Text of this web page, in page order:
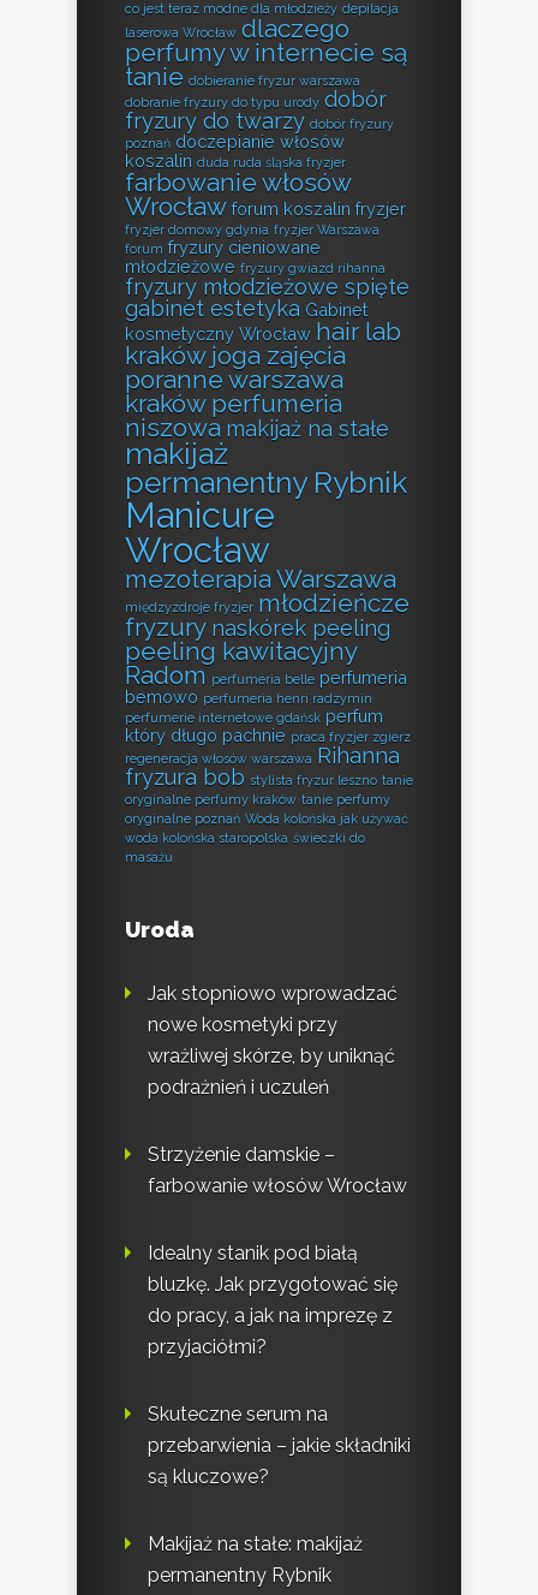
co jest teraz modne dla młodzieży depilacja
laserowa Wrocław dlaczego
perfumy w internecie są
tanie dobieranie fryzur warszawa
dobranie fryzury do typu urody dobór
fryzury do twarzy dobór fryzury
poznań doczepianie włosów
koszalin duda ruda śląska fryzjer
farbowanie włosów
Wrocław forum koszalin fryzjer
fryzjer domowy gdynia fryzjer Warszawa
forum fryzury cieniowane
młodzieżowe fryzury gwiazd rihanna
fryzury młodzieżowe spięte
gabinet estetyka Gabinet
kosmetyczny Wrocław hair lab
kraków joga zajęcia
poranne warszawa
kraków perfumeria
niszowa makijaż na stałe
makijaż
permanentny Rybnik
Manicure
Wrocław
mezoterapia Warszawa
międzyzdroje fryzjer młodzieńcze
fryzury naskórek peeling
peeling kawitacyjny
Radom perfumeria belle perfumeria
bemowo perfumeria henri radzymin
perfumerie internetowe gdańsk perfum
który długo pachnie praca fryzjer zgierz
regeneracja włosów warszawa Rihanna
fryzura bob stylista fryzur leszno tanie
oryginalne perfumy kraków tanie perfumy
oryginalne poznań Woda kolońska jak używać
woda kolońska staropolska świeczki do
masażu
Uroda
Jak stopniowo wprowadzać
nowe kosmetyki przy
wrażliwej skórze, by uniknąć
podrażnień i uczuleń
Strzyżenie damskie –
farbowanie włosów Wrocław
Idealny stanik pod białą
bluzkę. Jak przygotować się
do pracy, a jak na imprezę z
przyjaciółmi?
Skuteczne serum na
przebarwienia – jakie składniki
są kluczowe?
Makijaż na stałe: makijaż
permanentny Rybnik